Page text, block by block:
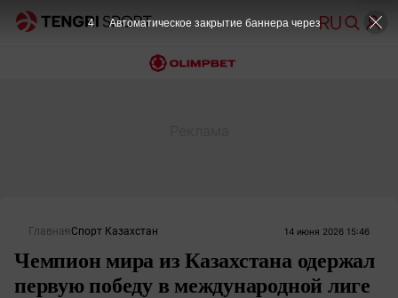
Главная Спорт Казахстан 14 июня 2026 15:46
Чемпион мира из Казахстана одержал
первую победу в международной лиге
4 Автоматическое закрытие баннера через